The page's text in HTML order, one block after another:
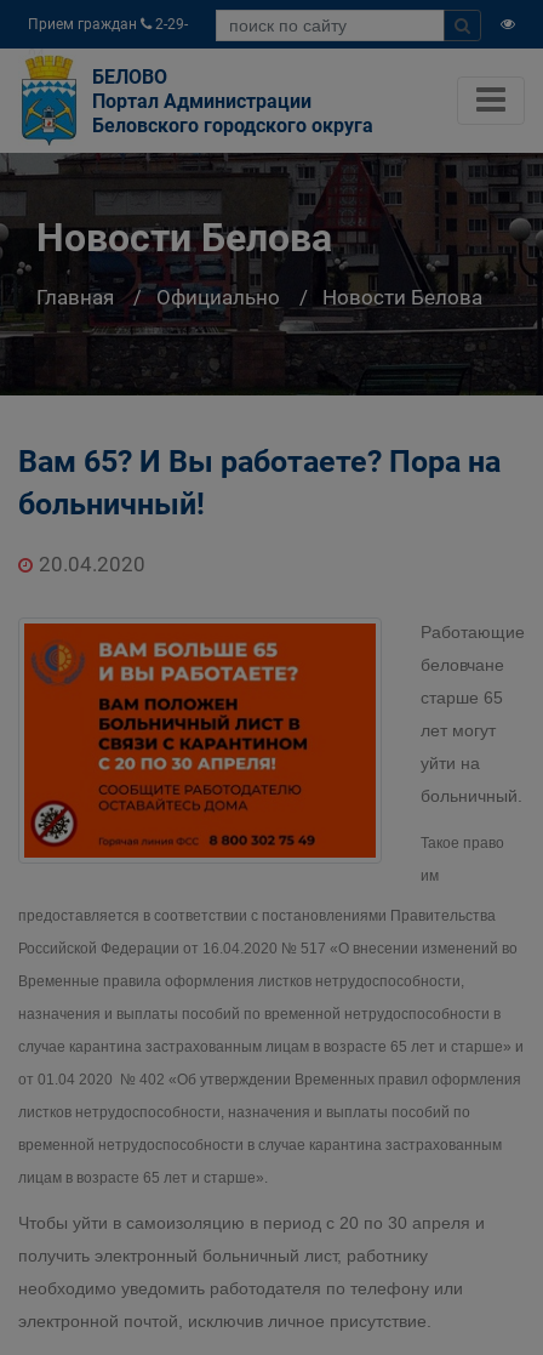
Прием граждан
2-29-
04
БЕЛОВО
Портал Администрации
Беловского городского округа
Новости Белова
Главная Официально Новости Белова
Вам 65? И Вы работаете? Пора на
больничный!
20.04.2020
Работающие
беловчане
старше 65
лет могут
уйти на
больничный.
Такое право
им
предоставляется в соответствии с постановлениями Правительства
Российской Федерации от 16.04.2020 № 517 «О внесении изменений во
Временные правила оформления листков нетрудоспособности,
назначения и выплаты пособий по временной нетрудоспособности в
случае карантина застрахованным лицам в возрасте 65 лет и старше» и
от 01.04 2020 № 402 «Об утверждении Временных правил оформления
листков нетрудоспособности, назначения и выплаты пособий по
временной нетрудоспособности в случае карантина застрахованным
лицам в возрасте 65 лет и старше».
Чтобы уйти в самоизоляцию в период с 20 по 30 апреля и
получить электронный больничный лист, работнику
необходимо уведомить работодателя по телефону или
электронной почтой, исключив личное присутствие.